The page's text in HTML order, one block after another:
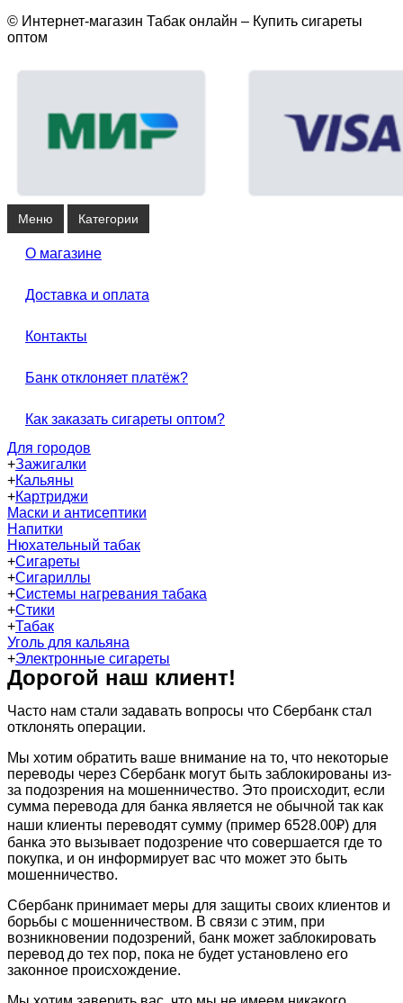
© Интернет-магазин Табак онлайн – Купить сигареты
оптом
Меню Категории
О магазине
Доставка и оплата
Контакты
Банк отклоняет платёж?
Как заказать сигареты оптом?
Для городов
+Зажигалки
+Кальяны
+Картриджи
Маски и антисептики
Напитки
Нюхательный табак
+Сигареты
+Сигариллы
+Системы нагревания табака
+Стики
+Табак
Уголь для кальяна
+Электронные сигареты
Дорогой наш клиент!
Часто нам стали задавать вопросы что Сбербанк стал
отклонять операции.
Мы хотим обратить ваше внимание на то, что некоторые
переводы через Сбербанк могут быть заблокированы из-
за подозрения на мошенничество. Это происходит, если
сумма перевода для банка является не обычной так как
наши клиенты переводят сумму (пример 6528.00₽) для
банка это вызывает подозрение что совершается где то
покупка, и он информирует вас что может это быть
мошенничество.
Сбербанк принимает меры для защиты своих клиентов и
борьбы с мошенничеством. В связи с этим, при
возникновении подозрений, банк может заблокировать
перевод до тех пор, пока не будет установлено его
законное происхождение.